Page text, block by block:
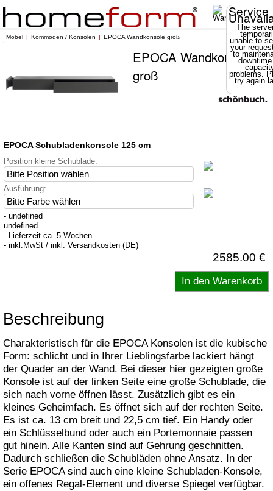
Service
The
unable to
your
to
problems.
try again
Möbel Kommoden / Konsolen EPOCA Wandkonsole groß
EPOCA Wandkonsole
groß
EPOCA Schubladenkonsole 125 cm
Position kleine Schublade:
Ausführung:
- undefined
undefined
- Lieferzeit ca. 5 Wochen
- inkl.MwSt / inkl. Versandkosten (DE)
2585.00 €
Beschreibung
Charakteristisch für die EPOCA Konsolen ist die kubische
Form: schlicht und in Ihrer Lieblingsfarbe lackiert hängt
der Quader an der Wand. Bei dieser hier gezeigten große
Konsole ist auf der linken Seite eine große Schublade, die
sich nach vorne öffnen lässt. Zusätzlich gibt es ein
kleines Geheimfach. Es öffnet sich auf der rechten Seite.
Es ist ca. 13 cm breit und 22,5 cm tief. Ein Handy oder
ein Schlüsselbund oder auch ein Portemonnaie passen
gut hinein. Alle Kanten sind auf Gehrung geschnitten.
Dadurch schließen die Schubläden ohne Ansatz. In der
Serie EPOCA sind auch eine kleine Schubladen-Konsole,
ein offenes Regal-Element und diverse Spiegel verfügbar.